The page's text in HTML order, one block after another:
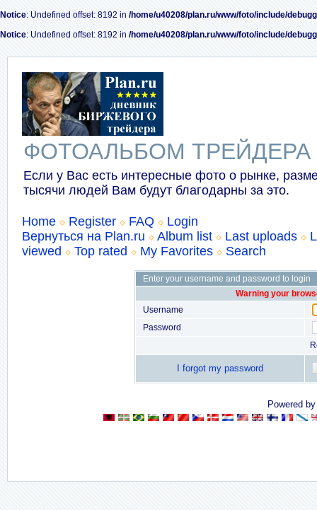
Notice: Undefined offset: 8192 in /home/u40208/plan.ru/www/foto/include/
Notice: Undefined offset: 8192 in /home/u40208/plan.ru/www/foto/include/
ФОТОАЛЬБОМ ТРЕЙДЕРА
Если у Вас есть интересные фото о рынке,
тысячи людей Вам будут благодарны за это.
Home Register FAQ
Login
Вернуться на Plan.ru
Album list Last uploads
viewed
Top rated My Favorites Search
Enter your username and password to login
Warning your
Username
Password
I forgot my password
Powered